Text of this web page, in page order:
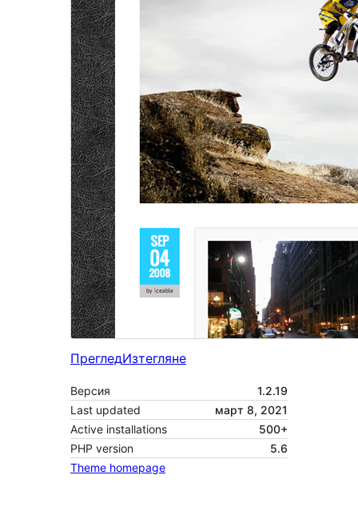
ПрегледИзтегляне
Версия
1.2.19
Last updated
март 8, 2021
Active installations
500+
PHP version
5.6
Theme homepage